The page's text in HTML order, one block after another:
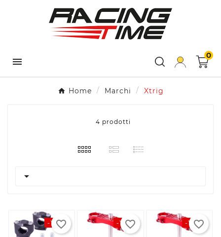

0
Home Marchi Xtrig
4 prodotti

-10%
favorite_border -10%
favorite_border -10%
favorite_border